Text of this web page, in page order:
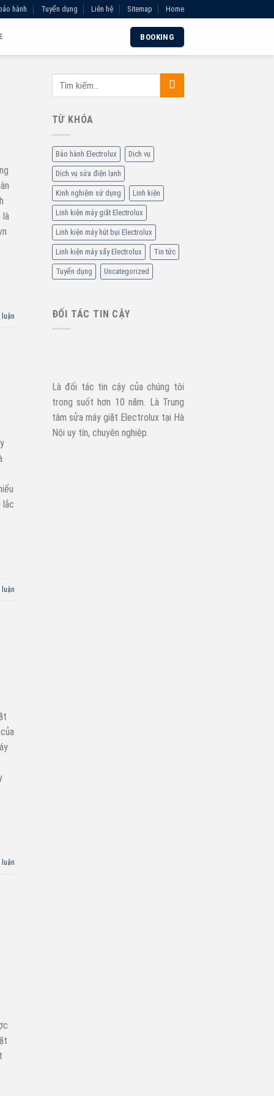
hành Tuyển dụng Liên hệ Sitemap Home
BOOKING
là
lắc
TỪ KHÓA
Bảo hành Electrolux Dịch vụ
Dịch vụ sửa điện lạnh
Kinh nghiệm sử dụng Linh kiện
Linh kiện máy giặt Electrolux
Linh kiện máy hút bụi Electrolux
Linh kiện máy sấy Electrolux Tin tức
Tuyển dụng Uncategorized
ĐỐI TÁC TIN CẬY
Là đối tác tin cậy của chúng tôi
trong suốt hơn 10 năm. Là Trung
tâm sửa máy giặt Electrolux tại Hà
Nội uy tín, chuyên nghiệp.